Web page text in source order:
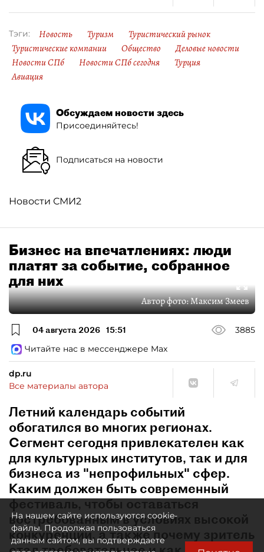
Тэги: Новость Туризм
Туристический рынок
Туристические компании
Общество
Деловые новости
Новости СПб
Новости СПб сегодня
Турция
Авиация
Обсуждаем новости здесь
Присоединяйтесь!
Подписаться на новости
Новости СМИ2
Бизнес на впечатлениях: люди
платят за событие, собранное
для них
Автор фото:Максим Змеев
04 августа 2026 15:51
3885
Читайте нас в мессенджере Max
dp.ru
Все материалы автора
Летний календарь событий
обогатился во многих регионах.
Сегмент сегодня привлекателен как
для культурных институтов, так и для
бизнеса из "непрофильных" сфер.
Каким должен быть современный
фестиваль, чтобы оставаться
востребованным в условиях высокой
конкуренции, а также почему зритель
На нашем сайте используются cookie-
файлы. Продолжая пользоваться
данным сайтом, вы подтверждаете